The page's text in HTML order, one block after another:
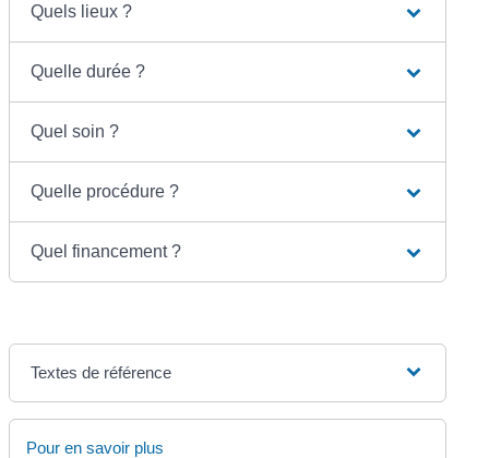
Quels lieux ?
Quelle durée ?
Quel soin ?
Quelle procédure ?
Quel financement ?
Textes de référence
Pour en savoir plus